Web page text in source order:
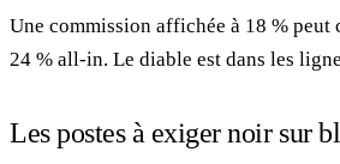
Une commission affichée à 18 % peut
24 % all-in. Le diable est dans les
Les postes à exiger noir sur